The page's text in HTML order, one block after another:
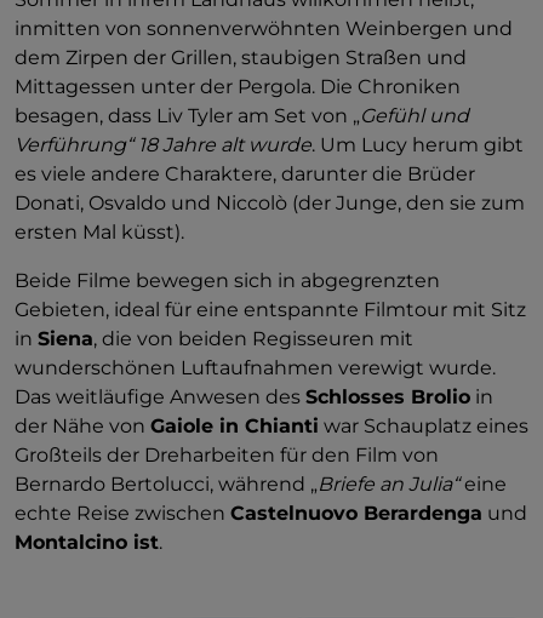
inmitten von sonnenverwöhnten Weinbergen und
dem Zirpen der Grillen, staubigen Straßen und
Mittagessen unter der Pergola. Die Chroniken
besagen, dass Liv Tyler am Set von „Gefühl und
Verführung“ 18 Jahre alt wurde. Um Lucy herum gibt
es viele andere Charaktere, darunter die Brüder
Donati, Osvaldo und Niccolò (der Junge, den sie zum
ersten Mal küsst).
Beide Filme bewegen sich in abgegrenzten
Gebieten, ideal für eine entspannte Filmtour mit Sitz
in Siena, die von beiden Regisseuren mit
wunderschönen Luftaufnahmen verewigt wurde.
Das weitläufige Anwesen des Schlosses Brolio in
der Nähe von Gaiole in Chianti war Schauplatz eines
Großteils der Dreharbeiten für den Film von
Bernardo Bertolucci, während „Briefe an Julia“eine
echte Reise zwischen Castelnuovo Berardenga und
Montalcino ist.